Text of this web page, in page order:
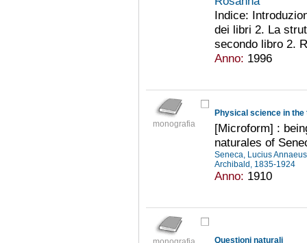
Indice:
dei libri 2. La
secondo libro 2.
Anno: 1996
monografia
Physical science in the
[Microform] :
naturales of
Seneca, Lucius
Archibald, 1835-1924
Anno: 1910
Questioni naturali